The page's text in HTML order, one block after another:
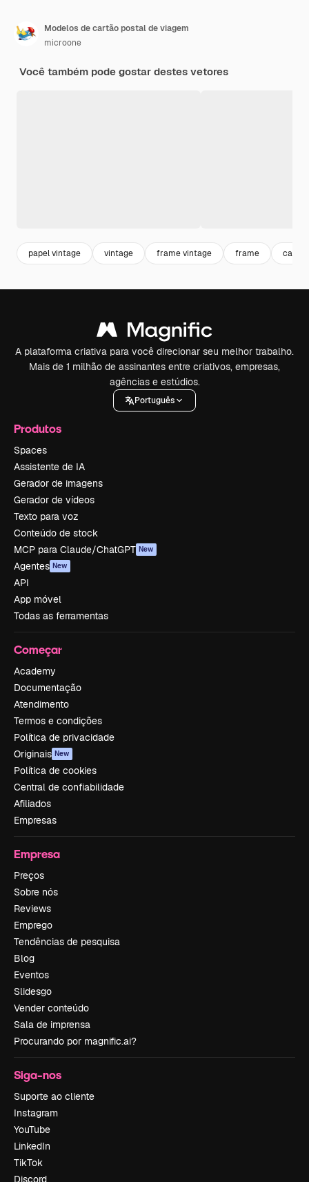
Modelos de cartão postal de viagem
microone
Você também pode gostar destes vetores
papel vintage vintage frame vintage frame
A plataforma criativa para você direcionar seu melhor trabalho.
Mais de 1 milhão de assinantes entre criativos, empresas,
agências e estúdios.
Português
Produtos
Spaces
Assistente de IA
Gerador de imagens
Gerador de vídeos
Texto para voz
Conteúdo de stock
MCP para Claude/ChatGPT New
Agentes New
API
App móvel
Todas as ferramentas
Começar
Academy
Documentação
Atendimento
Termos e condições
Política de privacidade
Originais New
Política de cookies
Central de confiabilidade
Afiliados
Empresas
Empresa
Preços
Sobre nós
Reviews
Emprego
Tendências de pesquisa
Blog
Eventos
Slidesgo
Vender conteúdo
Sala de imprensa
Procurando por magnific.ai?
Siga-nos
Suporte ao cliente
Instagram
YouTube
LinkedIn
TikTok
Discord